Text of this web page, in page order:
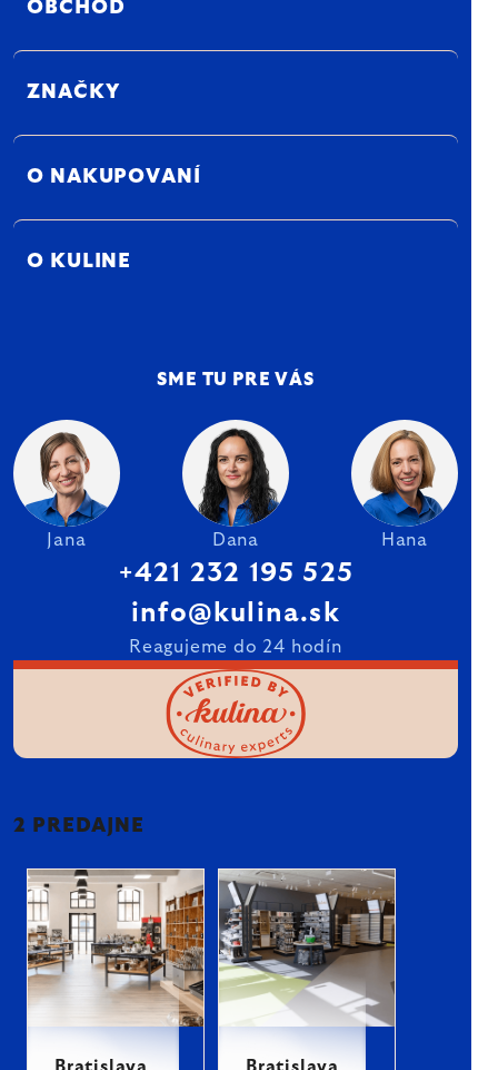
OBCHOD
ZNAČKY
O NAKUPOVANÍ
O KULINE
SME TU PRE VÁS
Jana Dana Hana
+421 232 195 525
info@kulina.sk
Reagujeme do 24 hodín
2 PREDAJNE